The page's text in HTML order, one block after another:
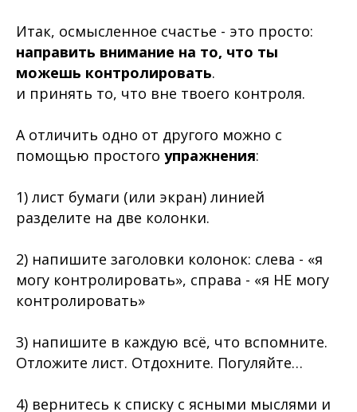
Итак, осмысленное счастье - это просто:
направить внимание на то, что ты
можешь контролировать.
и принять то, что вне твоего контроля.
А отличить одно от другого можно с
помощью простого упражнения:
1) лист бумаги (или экран) линией
разделите на две колонки.
2) напишите заголовки колонок: слева - «я
могу контролировать», справа - «я НЕ могу
контролировать»
3) напишите в каждую всё, что вспомните.
Отложите лист. Отдохните. Погуляйте…
4) вернитесь к списку с ясными мыслями и